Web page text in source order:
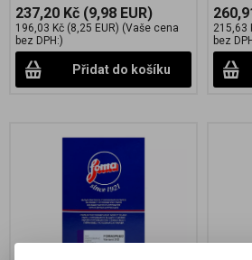
237,20 Kč (9,98 EUR)
196,03 Kč (8,25 EUR) (Vaše cena
bez DPH:)
Přidat do košíku
215,63
bez